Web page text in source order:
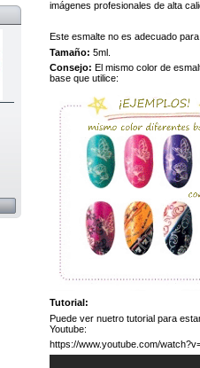
imágenes profesionales de alta
Este esmalte no es adecuado
Tamaño: 5ml.
Consejo: El mismo color de
base que utilice:
Tutorial:
Puede ver nuetro tutorial para
Youtube:
https://www.youtube.com/